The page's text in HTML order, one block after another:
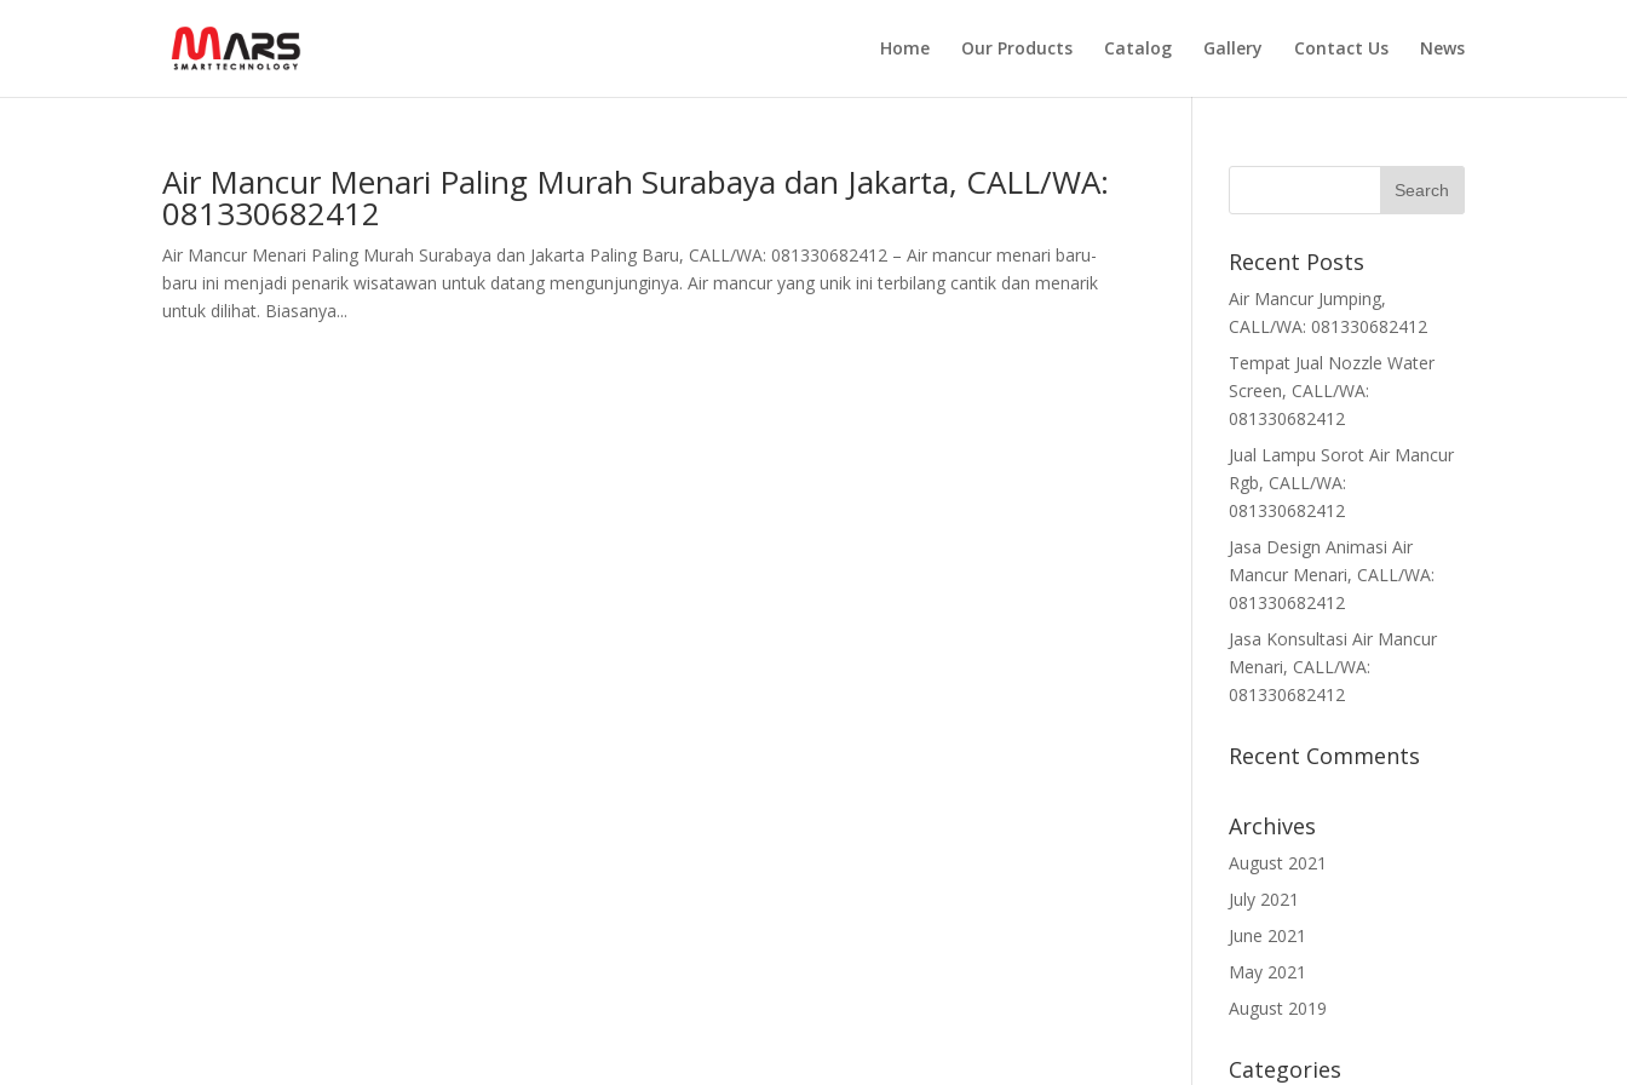
Home Our Products Catalog Gallery Contact Us News
Air Mancur Menari Paling Murah Surabaya dan Jakarta, CALL/WA:
081330682412
Air Mancur Menari Paling Murah Surabaya dan Jakarta Paling Baru, CALL/WA: 081330682412 – Air mancur menari baru-
baru ini menjadi penarik wisatawan untuk datang mengunjunginya. Air mancur yang unik ini terbilang cantik dan menarik
untuk dilihat. Biasanya...
Recent Posts
Air Mancur Jumping,
CALL/WA: 081330682412
Tempat Jual Nozzle Water
Screen, CALL/WA:
081330682412
Jual Lampu Sorot Air Mancur
Rgb, CALL/WA:
081330682412
Jasa Design Animasi Air
Mancur Menari, CALL/WA:
081330682412
Jasa Konsultasi Air Mancur
Menari, CALL/WA:
081330682412
Recent Comments
Archives
August 2021
July 2021
June 2021
May 2021
August 2019
Categories